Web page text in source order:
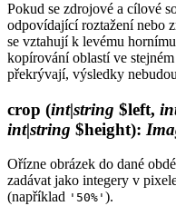
Pokud se zdrojové a cílové
odpovídající roztažení nebo
se vztahují k levému
kopírování oblastí ve
překrývají, výsledky
crop (int|string $left,
int|string $height):
Ořízne obrázek do dané
zadávat jako integery v
(například '50%' ).